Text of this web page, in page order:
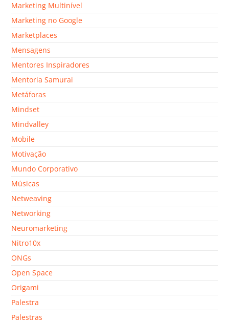
Marketing Multinível
Marketing no Google
Marketplaces
Mensagens
Mentores Inspiradores
Mentoria Samurai
Metáforas
Mindset
Mindvalley
Mobile
Motivação
Mundo Corporativo
Músicas
Netweaving
Networking
Neuromarketing
Nitro10x
ONGs
Open Space
Origami
Palestra
Palestras